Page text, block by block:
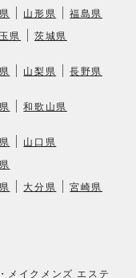
山形県 福島県
県
茨城県
山梨県
長野県
和歌山県
山口県
大分県
宮崎県
メイク メンズ エステ